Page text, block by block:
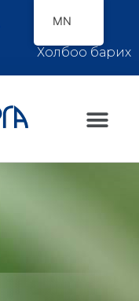
Холбоо барих
MN